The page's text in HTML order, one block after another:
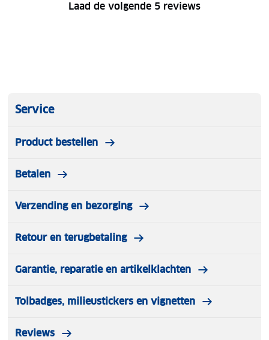
Laad de volgende 5 reviews
Service
Product bestellen
Betalen
Verzending en bezorging
Retour en terugbetaling
Garantie, reparatie en artikelklachten
Tolbadges, milieustickers en vignetten
Reviews